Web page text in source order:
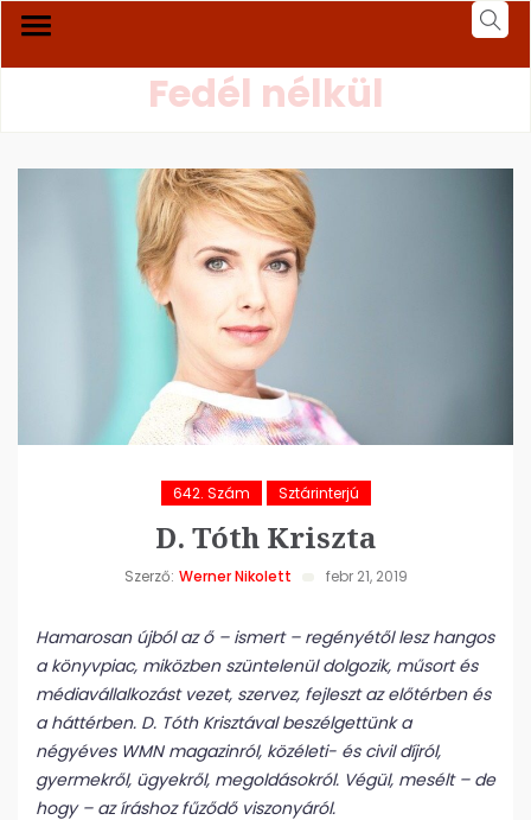
Fedél nélkül
642. Szám Sztárinterjú
D. Tóth Kriszta
Szerző: Werner Nikolett febr 21, 2019
Hamarosan újból az ő – ismert – regényétől lesz hangos
a könyvpiac, miközben szüntelenül dolgozik, műsort és
médiavállalkozást vezet, szervez, fejleszt az előtérben és
a háttérben. D. Tóth Krisztával beszélgettünk a
négyéves WMN magazinról, közéleti- és civil díjról,
gyermekről, ügyekről, megoldásokról. Végül, mesélt – de
hogy – az íráshoz fűződő viszonyáról.